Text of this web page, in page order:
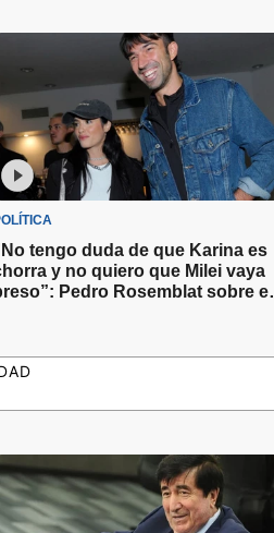
tengo duda de que Karina es
y no quiero que Milei vaya
Pedro Rosemblat sobre el